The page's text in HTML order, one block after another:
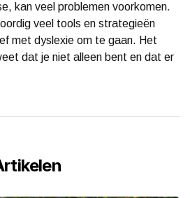
kan veel problemen voorkomen.
veel tools en strategieën
met dyslexie om te gaan. Het
dat je niet alleen bent en dat er